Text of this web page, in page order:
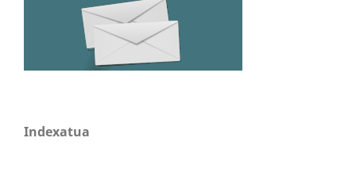
Indexatua